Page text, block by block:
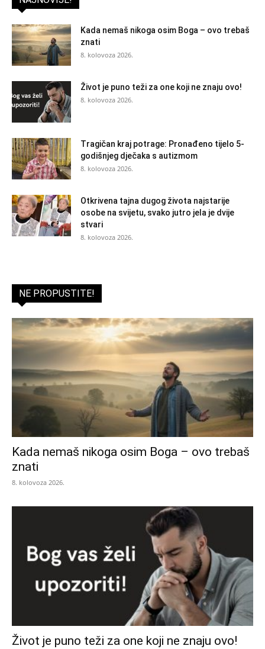
Kada nemaš nikoga osim Boga – ovo trebaš
znati
8. kolovoza 2026.
Život je puno teži za one koji ne znaju ovo!
8. kolovoza 2026.
Tragičan kraj potrage: Pronađeno tijelo 5-
godišnjeg dječaka s autizmom
8. kolovoza 2026.
Otkrivena tajna dugog života najstarije
osobe na svijetu, svako jutro jela je dvije
stvari
8. kolovoza 2026.
NE PROPUSTITE!
Kada nemaš nikoga osim Boga – ovo trebaš
znati
8. kolovoza 2026.
Život je puno teži za one koji ne znaju ovo!